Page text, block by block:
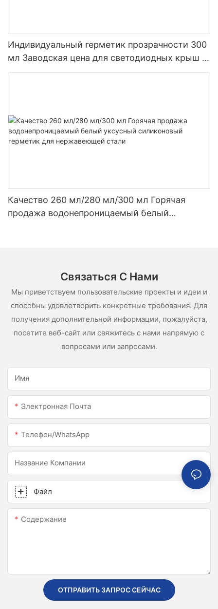
Индивидуальный герметик прозрачности 300
мл Заводская цена для светодиодных крыш и
желобов уксусный силиконовый герметик
Качество 260 мл/280 мл/300 мл Горячая
продажа водонепроницаемый белый
Связаться С Нами
Мы приветствуем пользовательские проекты и идеи и
способны удовлетворить конкретные требования. Для
получения дополнительной информации, пожалуйста,
посетите веб-сайт или свяжитесь с нами напрямую с
вопросами или запросами.
Имя
Электронная Почта
Телефон/WhatsApp
Название Компании
Файл
Содержание
ОТПРАВИТЬ ЗАПРОС СЕЙЧАС